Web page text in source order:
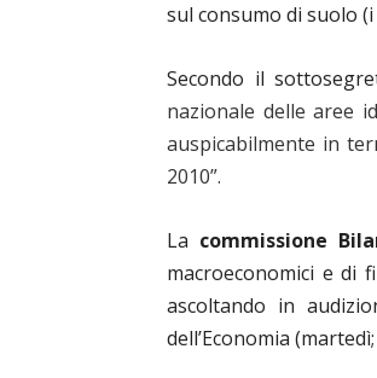
sul consumo di suolo
Secondo il
nazionale delle aree
auspicabilmente in
2010”.
La commissione
macroeconomici e di
ascoltando in
dell’Economia (martedì;